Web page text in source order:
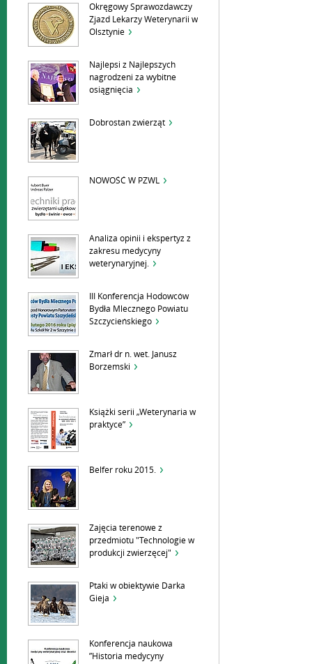
Okręgowy Sprawozdawczy
Zjazd Lekarzy Weterynarii w
Olsztynie
Najlepsi z Najlepszych
nagrodzeni za wybitne
osiągnięcia
Dobrostan zwierząt
NOWOŚĆ W PZWL
Analiza opinii i ekspertyz z
zakresu medycyny
weterynaryjnej.
III Konferencja Hodowców
Bydła Mlecznego Powiatu
Szczycieńskiego
Zmarł dr n. wet. Janusz
Borzemski
Książki serii „Weterynaria w
praktyce”
Belfer roku 2015.
Zajęcia terenowe z
przedmiotu "Technologie w
produkcji zwierzęcej"
Ptaki w obiektywie Darka
Gieja
Konferencja naukowa
”Historia medycyny